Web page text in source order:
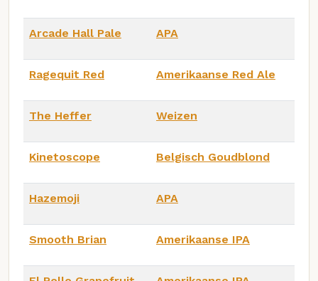
Arcade Hall Pale APA
Ragequit Red Amerikaanse Red Ale
The Heffer Weizen
Kinetoscope Belgisch Goudblond
Hazemoji APA
Smooth Brian Amerikaanse IPA